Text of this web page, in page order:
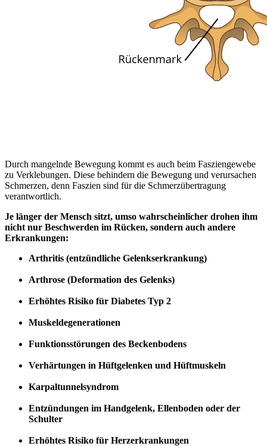
Durch mangelnde Bewegung kommt es auch beim Fasziengewebe
zu Verklebungen. Diese behindern die Bewegung und verursachen
Schmerzen, denn Faszien sind für die Schmerzübertragung
verantwortlich.
Je länger der Mensch sitzt, umso wahrscheinlicher drohen ihm
nicht nur Beschwerden im Rücken, sondern auch andere
Erkrankungen:
Arthritis (entzündliche Gelenkserkrankung)
Arthrose (Deformation des Gelenks)
Erhöhtes Risiko für Diabetes Typ 2
Muskeldegenerationen
Funktionsstörungen des Beckenbodens
Verhärtungen in Hüftgelenken und Hüftmuskeln
Karpaltunnelsyndrom
Entzündungen im Handgelenk, Ellenboden oder der
Schulter
Erhöhtes Risiko für Herzerkrankungen